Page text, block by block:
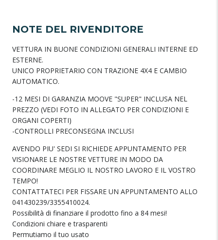
NOTE DEL RIVENDITORE
VETTURA IN BUONE CONDIZIONI GENERALI INTERNE ED
ESTERNE.
UNICO PROPRIETARIO CON TRAZIONE 4X4 E CAMBIO
AUTOMATICO.
-12 MESI DI GARANZIA MOOVE "SUPER" INCLUSA NEL
PREZZO (VEDI FOTO IN ALLEGATO PER CONDIZIONI E
ORGANI COPERTI)
-CONTROLLI PRECONSEGNA INCLUSI
AVENDO PIU' SEDI SI RICHIEDE APPUNTAMENTO PER
VISIONARE LE NOSTRE VETTURE IN MODO DA
COORDINARE MEGLIO IL NOSTRO LAVORO E IL VOSTRO
TEMPO!
CONTATTATECI PER FISSARE UN APPUNTAMENTO ALLO
041430239/3355410024.
Possibilità di finanziare il prodotto fino a 84 mesi!
Condizioni chiare e trasparenti
Permutiamo il tuo usato